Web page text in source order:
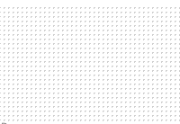
MAIL